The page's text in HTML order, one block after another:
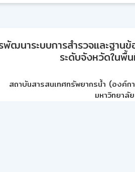
พัฒนาระบบการสำรวจและฐา
ระดับจังหวัดในพื้
สถาบันสารสนเทศทรัพยากรน้ำ (องค์ก
มหาวิทยาลั